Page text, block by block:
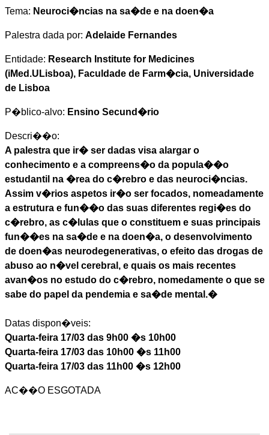
Tema: Neuroci�ncias na sa�de e na doen�a
Palestra dada por: Adelaide Fernandes
Entidade: Research Institute for Medicines
(iMed.ULisboa), Faculdade de Farm�cia, Universidade
de Lisboa
P�blico-alvo: Ensino Secund�rio
Descri��o:
A palestra que ir� ser dadas visa alargar o
conhecimento e a compreens�o da popula��o
estudantil na �rea do c�rebro e das neuroci�ncias.
Assim v�rios aspetos ir�o ser focados, nomeadamente
a estrutura e fun��o das suas diferentes regi�es do
c�rebro, as c�lulas que o constituem e suas principais
fun��es na sa�de e na doen�a, o desenvolvimento
de doen�as neurodegenerativas, o efeito das drogas de
abuso ao n�vel cerebral, e quais os mais recentes
avan�os no estudo do c�rebro, nomedamente o que se
sabe do papel da pendemia e sa�de mental.�
Datas dispon�veis:
Quarta-feira 17/03 das 9h00 �s 10h00
Quarta-feira 17/03 das 10h00 �s 11h00
Quarta-feira 17/03 das 11h00 �s 12h00
AC��O ESGOTADA